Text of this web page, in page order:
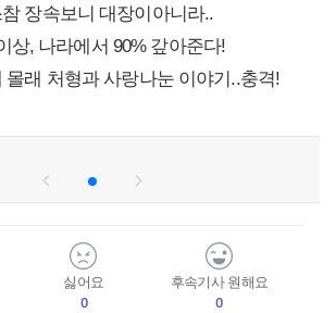
장속보니 대장이아니라..
상, 나라에서 90% 갚아준다!
몰래 처형과 사랑나눈 이야기..충격!
싫어요
0
후속기사 원해요
0